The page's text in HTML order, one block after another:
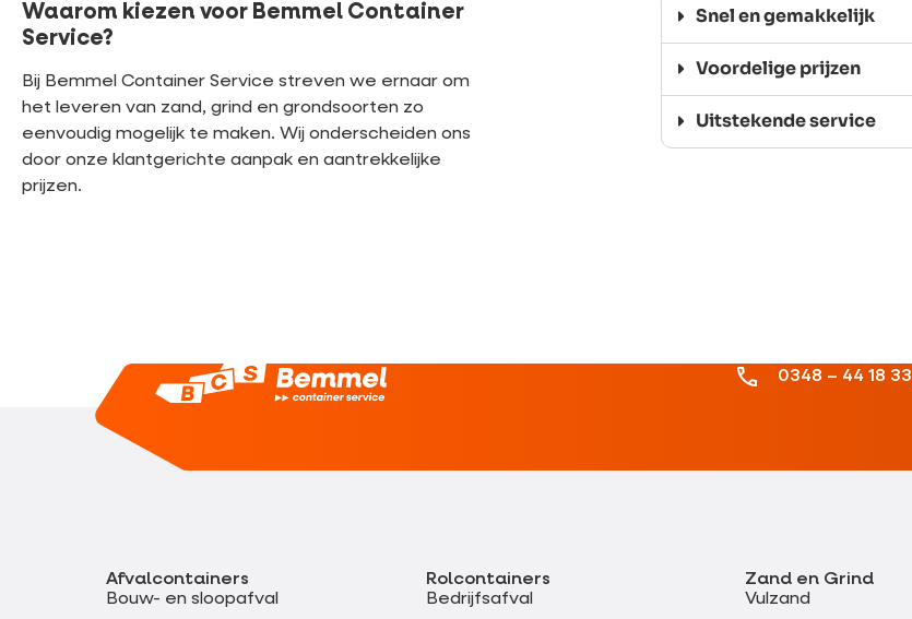
Waarom kiezen voor Bemmel Container
Service?
Bij Bemmel Container Service streven we ernaar om
het leveren van zand, grind en grondsoorten zo
eenvoudig mogelijk te maken. Wij onderscheiden ons
door onze klantgerichte aanpak en aantrekkelijke
prijzen.
Snel en gemakkelijk
Voordelige prijzen
Uitstekende service
0348 – 44 18 33
Afvalcontainers
Bouw- en sloopafval
Rolcontainers
Bedrijfsafval
Zand en Grind
Vulzand